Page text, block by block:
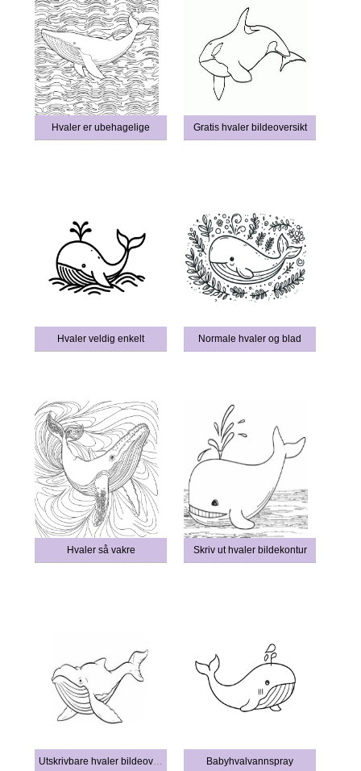
Hvaler er ubehagelige Gratis hvaler bildeoversikt
Hvaler veldig enkelt Normale hvaler og blad
Hvaler så vakre Skriv ut hvaler bildekontur
Utskrivbare hvaler bildeoversikt Babyhvalvannspray